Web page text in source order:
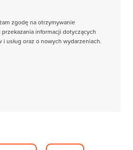
zgodę na otrzymywanie
informacji dotyczących
i usług oraz o nowych wydarzeniach.